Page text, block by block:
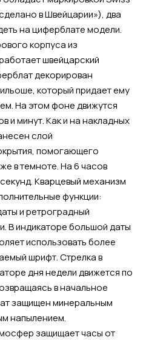
в Швейцарии»), два
на циферблате модели.
корпуса из
швейцарский
декорирован
который придает ему
На этом фоне движутся
и минут. Как и на накладных
слой
помогающего
в темноте. На 6 часов
Кварцевый механизм
функции:
и ретроградный
В индикаторе большой даты
использовать более
шрифт. Стрелка в
дня недели движется по
в начальное
защищен минеральным
напылением.
защищает часы от